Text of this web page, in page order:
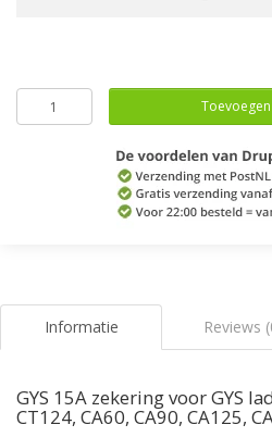
Informatie Reviews
GYS 15A zekering voor GYS
CT124, CA60, CA90, CA125,